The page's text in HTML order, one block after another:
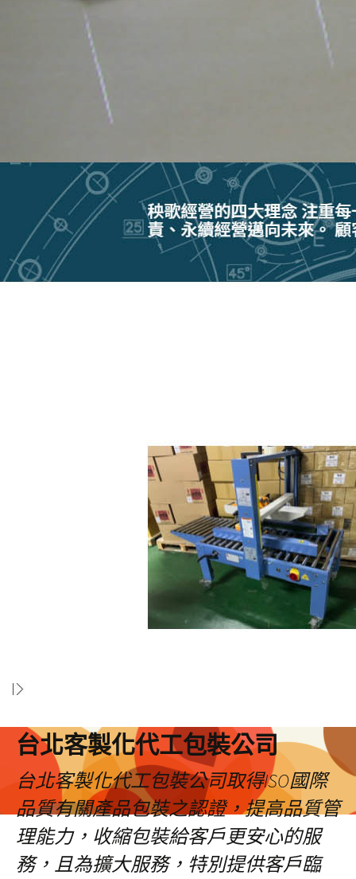
台北客製化代工包裝公司
台北客製化代工包裝公司取得ISO國際
品質有關產品包裝之認證，提高品質管
理能力，收縮包裝給客戶更安心的服
務，且為擴大服務，特別提供客戶臨